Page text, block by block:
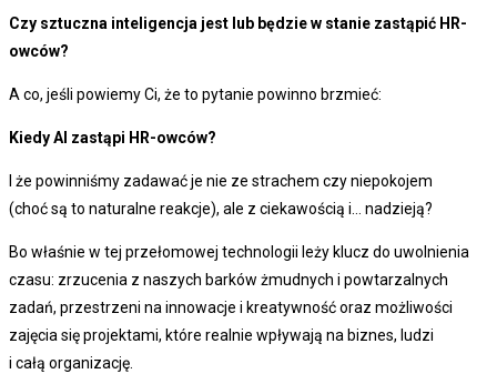
Czy sztuczna inteligencja jest lub będzie w stanie zastąpić HR-
owców?
A co, jeśli powiemy Ci, że to pytanie powinno brzmieć:
Kiedy AI zastąpi HR-owców?
I że powinniśmy zadawać je nie ze strachem czy niepokojem
(choć są to naturalne reakcje), ale z ciekawością i… nadzieją?
Bo właśnie w tej przełomowej technologii leży klucz do uwolnienia
czasu: zrzucenia z naszych barków żmudnych i powtarzalnych
zadań, przestrzeni na innowacje i kreatywność oraz możliwości
zajęcia się projektami, które realnie wpływają na biznes, ludzi
i całą organizację.